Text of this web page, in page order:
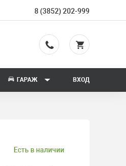
8 (3852) 202-999
ГАРАЖ ВХОД
Есть в наличии